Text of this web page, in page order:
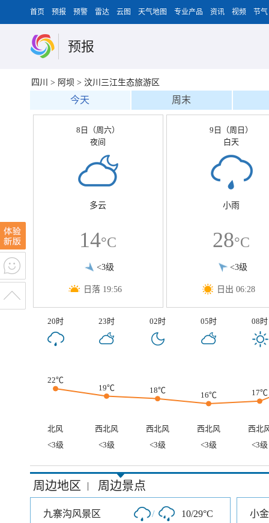
首页 预报 预警 雷达 云图 天气地图 专业产品 资讯 视频 节气
预报
四川 > 阿坝 > 汶川三江生态旅游区
今天 周末
8日（周六）
夜间
多云
14°C
<3级
日落 19:56
9日（周日）
白天
小雨
28°C
<3级
日出 06:28
20时 23时 02时 05时 08时
22℃
19℃
18℃
16℃ 17℃
北风 西北风 西北风 西北风
西北
<3级
<3级 <3级 <3级 <3级
周边地区 | 周边景点
九寨沟风景区 / 10/29°C 小